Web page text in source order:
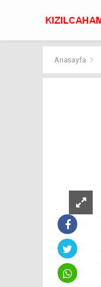
Anasayfa